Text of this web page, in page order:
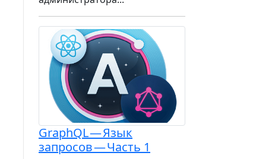
GraphQL — Язык
запросов — Часть 1